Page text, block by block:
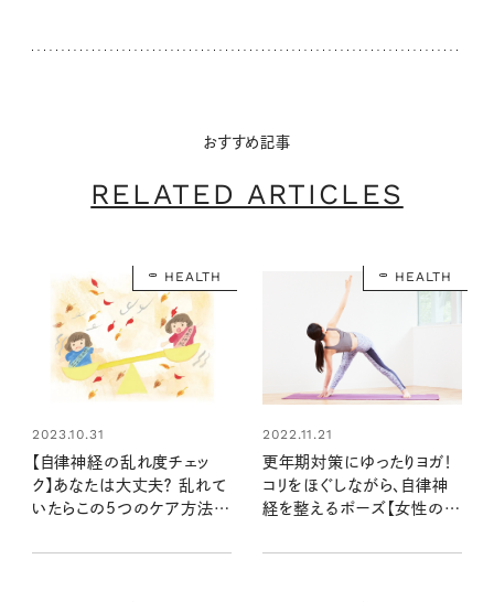
おすすめ記事
RELATED ARTICLES
HEALTH
2023.10.31
【自律神経の乱れ度チェッ
ク】あなたは大丈夫？ 乱れて
いたらこの5つのケア方法で
HEALTH
2022.11.21
更年期対策にゆったりヨガ！
コリをほぐしながら、自律神
経を整えるポーズ【女性の悩